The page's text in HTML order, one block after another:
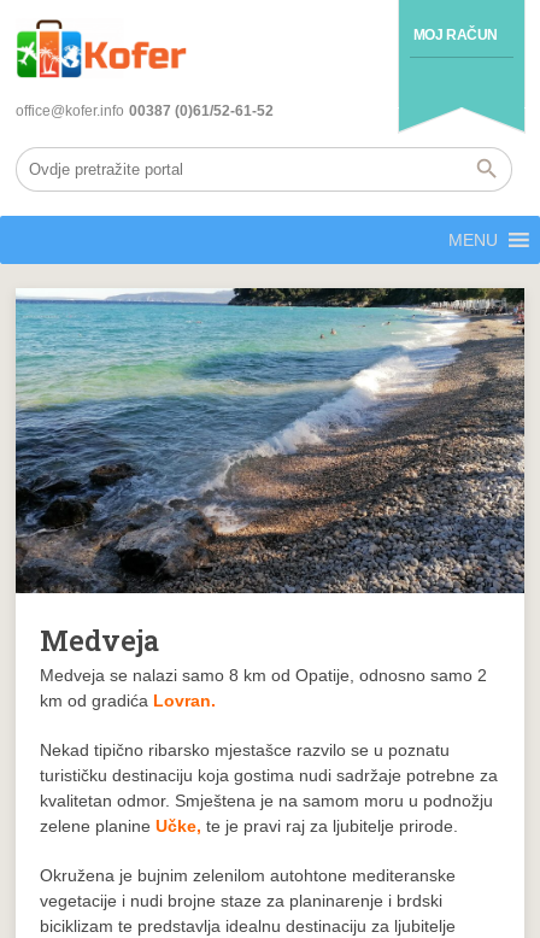
MOJ RAČUN
office@kofer.info 00387 (0)61/52-61-52
MENU
Medveja
Medveja se nalazi samo 8 km od Opatije, odnosno samo 2
km od gradića Lovran.
Nekad tipično ribarsko mjestašce razvilo se u poznatu
turističku destinaciju koja gostima nudi sadržaje potrebne za
kvalitetan odmor. Smještena je na samom moru u podnožju
zelene planineUčke, te je pravi raj za ljubitelje prirode.
Okružena je bujnim zelenilom autohtone mediteranske
vegetacije i nudi brojne staze za planinarenje i brdski
biciklizam te predstavlja idealnu destinaciju za ljubitelje